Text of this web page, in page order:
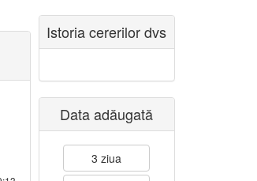
Istoria cererilor dvs
Data adăugată
3 ziua